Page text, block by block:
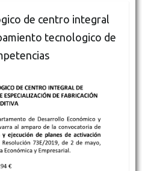
de centro integral
tecnologico de